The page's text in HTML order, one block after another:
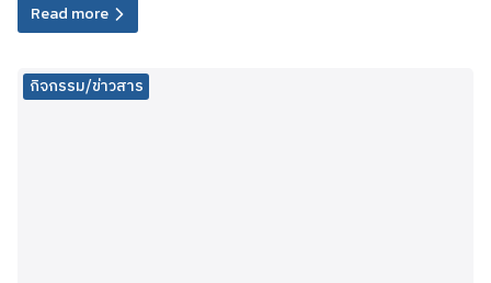
Read more
กิจกรรม/ข่าวสาร